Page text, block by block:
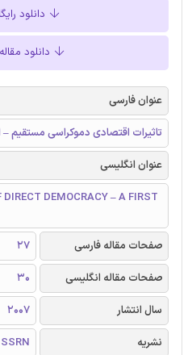
دانلود
دانلود
عنوان فارسی
تاثیرات اقتصادی دموکراسی مستقیم –
عنوان انگلیسی
DEMOCRACY – A FIRST
صفحات مقاله فارسی
27
صفحات مقاله انگلیسی
30
سال انتشار
2007
نشریه
SSRN